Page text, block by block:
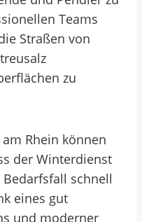
Teams
Straßen von
zu
Rhein können
der Winterdienst
schnell
eines gut
und moderner